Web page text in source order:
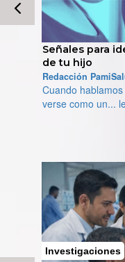
de la salud mental
la rama infantil no debe
Investigaciones